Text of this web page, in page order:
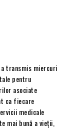
transmis miercuri
pentru
asociate
ca fiecare
medicale
mai bună a vieții,